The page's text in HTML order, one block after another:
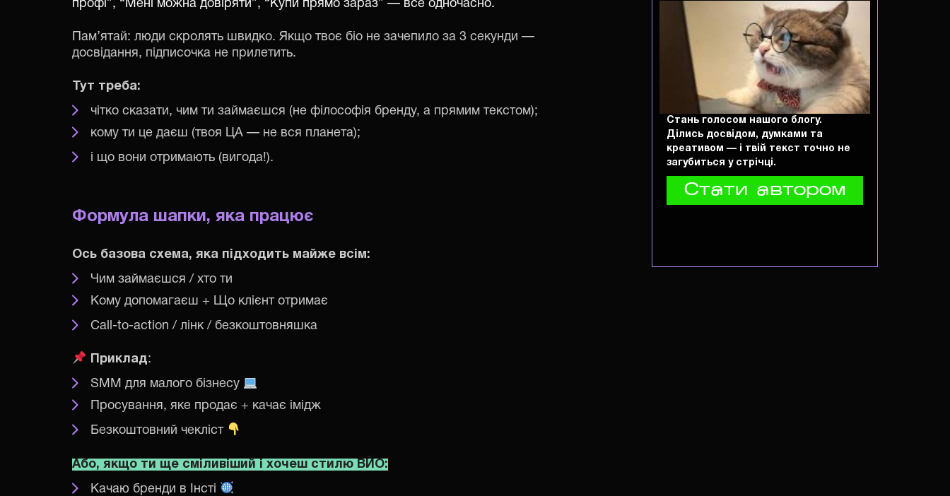
профі”, “Мені можна довіряти”, “Купи прямо зараз” — все одночасно.
Пам’ятай: люди скролять швидко. Якщо твоє біо не зачепило за 3 секунди —
досвідання, підписочка не прилетить.
Тут треба:
чітко сказати, чим ти займаєшся (не філософія бренду, а прямим текстом);
кому ти це даєш (твоя ЦА — не вся планета);
і що вони отримають (вигода!).
Формула шапки, яка працює
Ось базова схема, яка підходить майже всім:
Чим займаєшся / хто ти
Кому допомагаєш + Що клієнт отримає
Call-to-action / лінк / безкоштовняшка
Приклад:
SMM для малого бізнесу
Просування, яке продає + качає імідж
Безкоштовний чекліст
Або, якщо ти ще сміливіший і хочеш стилю ВЙО:
Качаю бренди в Інсті
Стань голосом нашого блогу.
Ділись досвідом, думками та
креативом — і твій текст точно не
загубиться у стрічці.
Стати автором